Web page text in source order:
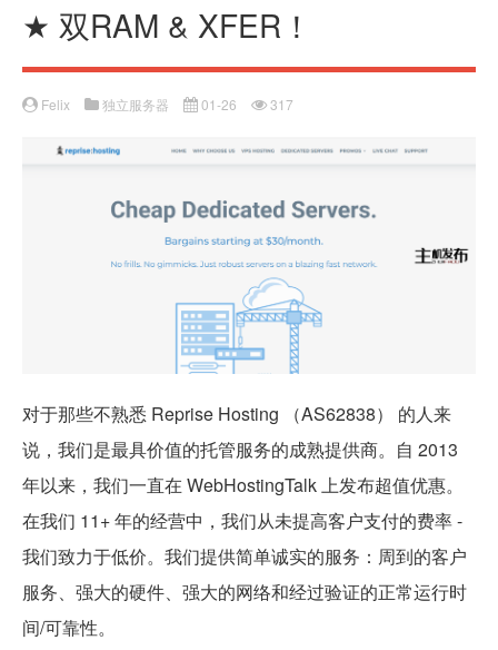
★ 双RAM & XFER！
Felix 独立服务器 01-26 317
对于那些不熟悉 Reprise Hosting （AS62838） 的人来
说，我们是最具价值的托管服务的成熟提供商。自 2013
年以来，我们一直在 WebHostingTalk 上发布超值优惠。
在我们 11+ 年的经营中，我们从未提高客户支付的费率 -
我们致力于低价。我们提供简单诚实的服务：周到的客户
服务、强大的硬件、强大的网络和经过验证的正常运行时
间/可靠性。